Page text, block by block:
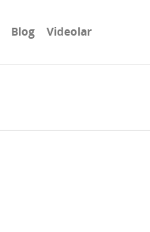
Blog Videolar